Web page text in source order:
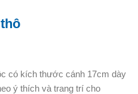
có kích thước cánh 17cm dày
ý thích và trang trí cho